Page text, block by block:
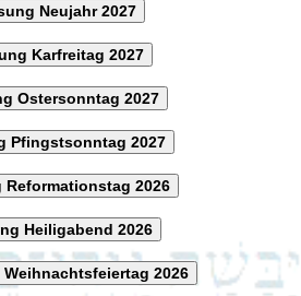
Neujahr 2027
Karfreitag 2027
Ostersonntag 2027
Pfingstsonntag 2027
Reformationstag 2026
Heiligabend 2026
2026